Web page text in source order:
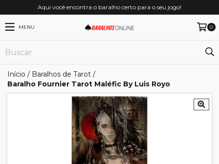
Aqui você encontra o baralho certo para o seu jogo!
MENU 0
Início / Baralhos de Tarot /
Baralho Fournier Tarot Maléfic By Luis Royo